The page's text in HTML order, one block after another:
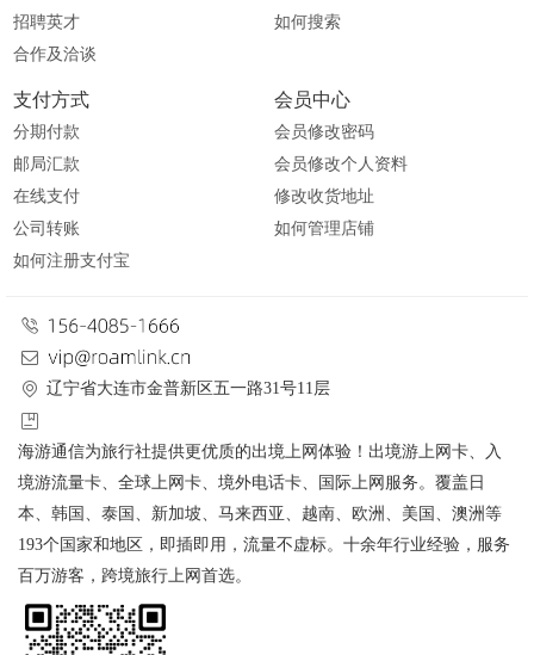
招聘英才
合作及洽谈
如何搜索
支付方式
分期付款
邮局汇款
在线支付
公司转账
如何注册支付宝
会员中心
会员修改密码
会员修改个人资料
修改收货地址
如何管理店铺
辽宁省大连市金普新区五一路31号11层
海游通信为旅行社提供更优质的出境上网体验！出境游上网卡、入
境游流量卡、全球上网卡、境外电话卡、国际上网服务。覆盖日
本、韩国、泰国、新加坡、马来西亚、越南、欧洲、美国、澳洲等
193个国家和地区，即插即用，流量不虚标。十余年行业经验，服务
百万游客，跨境旅行上网首选。